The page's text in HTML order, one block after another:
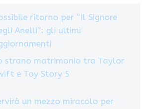
ritorno per “Il Signore
Anelli”: gli ultimi
strano matrimonio tra Taylor
e Toy Story 5
un mezzo miracolo per